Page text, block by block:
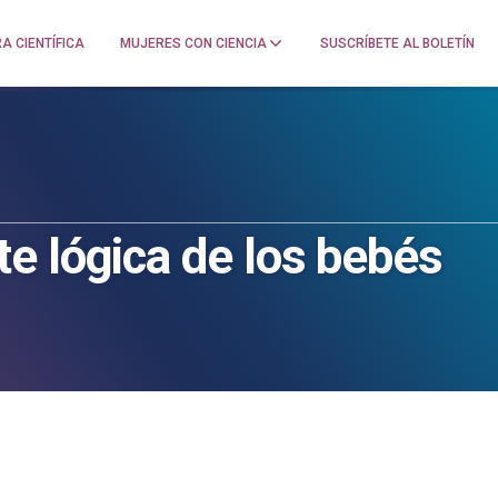
CIENTÍFICA MUJERES CON CIENCIA SUSCRÍBETE AL BOLETÍN
lógica de los bebés